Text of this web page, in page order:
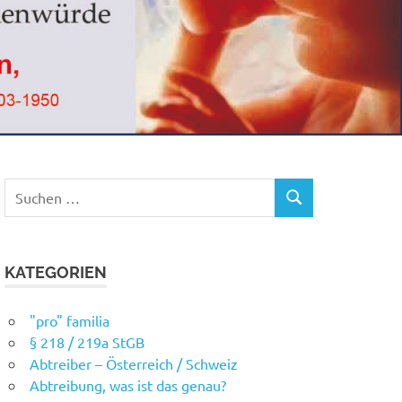
Suchen
SUCHEN
KATEGORIEN
"pro" familia
§ 218 / 219a StGB
Abtreiber – Österreich / Schweiz
Abtreibung, was ist das genau?